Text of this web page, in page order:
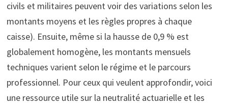
civils et militaires peuvent voir des variations selon les
montants moyens et les règles propres à chaque
caisse). Ensuite, même si la hausse de 0,9 % est
globalement homogène, les montants mensuels
techniques varient selon le régime et le parcours
professionnel. Pour ceux qui veulent approfondir, voici
une ressource utile sur la neutralité actuarielle et les